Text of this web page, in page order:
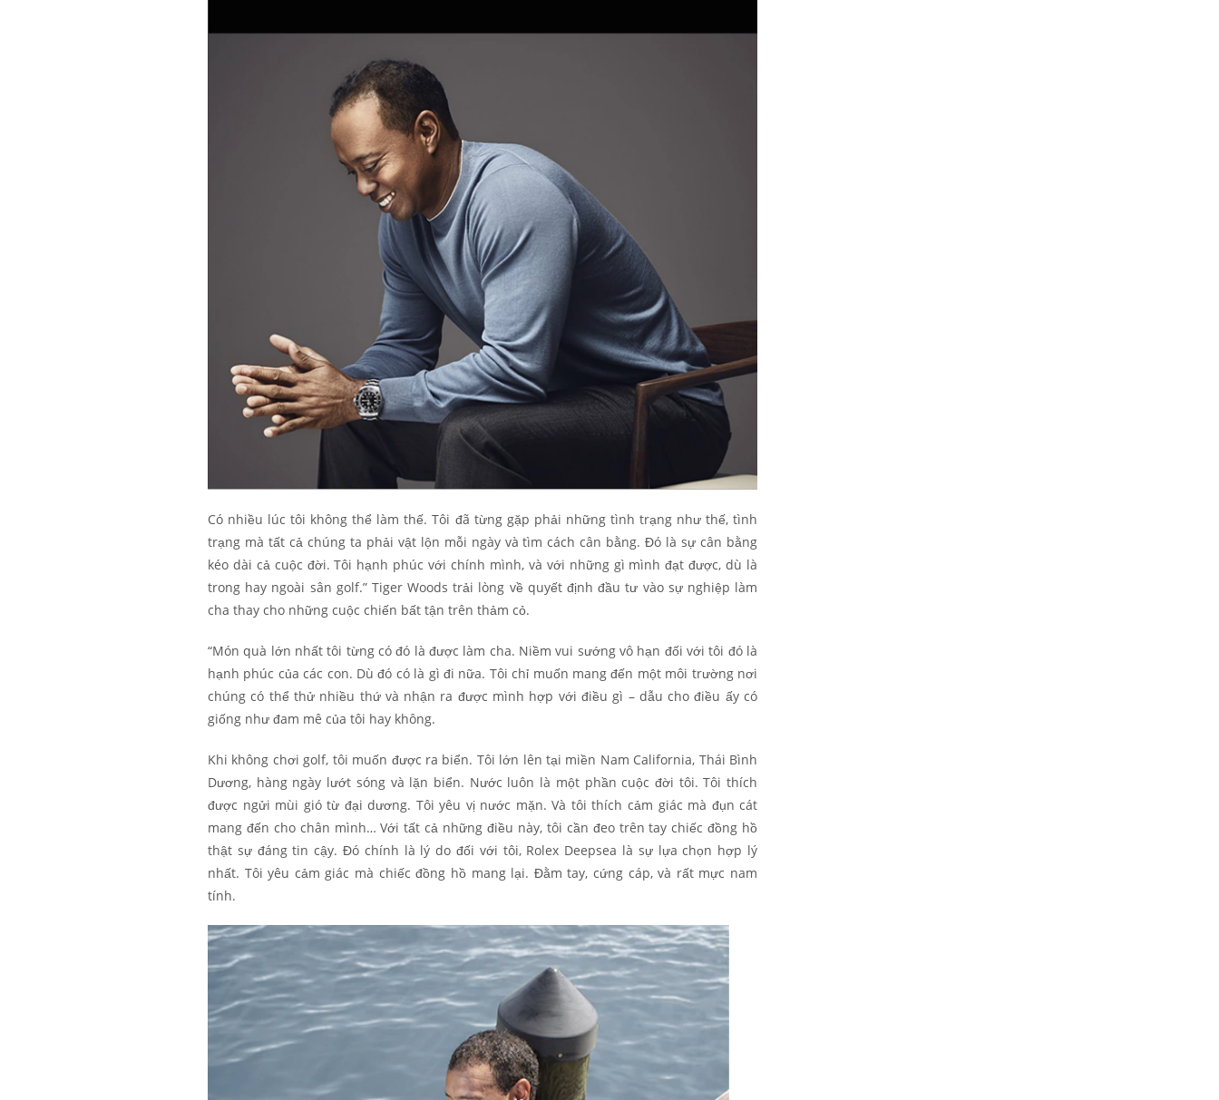
Có nhiều lúc tôi không thể làm thế. Tôi đã từng gặp phải những tình trạng như thế, tình
trạng mà tất cả chúng ta phải vật lộn mỗi ngày và tìm cách cân bằng. Đó là sự cân bằng
kéo dài cả cuộc đời. Tôi hạnh phúc với chính mình, và với những gì mình đạt được, dù là
trong hay ngoài sân golf.” Tiger Woods trải lòng về quyết định đầu tư vào sự nghiệp làm
cha thay cho những cuộc chiến bất tận trên thảm cỏ.
“Món quà lớn nhất tôi từng có đó là được làm cha. Niềm vui sướng vô hạn đối với tôi đó là
hạnh phúc của các con. Dù đó có là gì đi nữa. Tôi chỉ muốn mang đến một môi trường nơi
chúng có thể thử nhiều thứ và nhận ra được mình hợp với điều gì – dẫu cho điều ấy có
giống như đam mê của tôi hay không.
Khi không chơi golf, tôi muốn được ra biển. Tôi lớn lên tại miền Nam California, Thái Bình
Dương, hàng ngày lướt sóng và lặn biển. Nước luôn là một phần cuộc đời tôi. Tôi thích
được ngửi mùi gió từ đại dương. Tôi yêu vị nước mặn. Và tôi thích cảm giác mà đụn cát
mang đến cho chân mình… Với tất cả những điều này, tôi cần đeo trên tay chiếc đồng hồ
thật sự đáng tin cậy. Đó chính là lý do đối với tôi, Rolex Deepsea là sự lựa chọn hợp lý
nhất. Tôi yêu cảm giác mà chiếc đồng hồ mang lại. Đằm tay, cứng cáp, và rất mực nam
tính.